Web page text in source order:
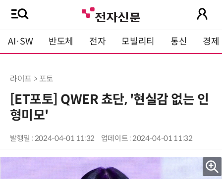
AI·SW 반도체 전자 모빌리티 통신 경제
라이프 > 포토
[ET포토] QWER 쵸단, '현실감 없는 인
형미모'
발행일 : 2024-04-01 11:32 업데이트 : 2024-04-01 11:32